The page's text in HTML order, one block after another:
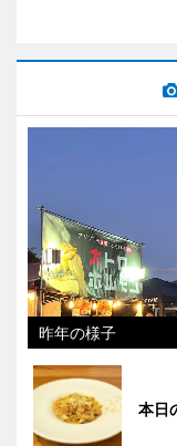
昨年の様子
本日